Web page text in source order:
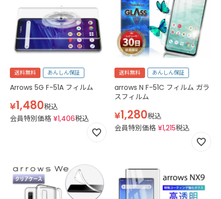
送料無料 あんしん保証
Arrows 5G F-51A フィルム
¥1,480税込
会員特別価格 ¥1,406税込
送料無料 あんしん保証
arrows N F-51C フィルム ガラ
スフィルム
¥1,280税込
会員特別価格 ¥1,215税込